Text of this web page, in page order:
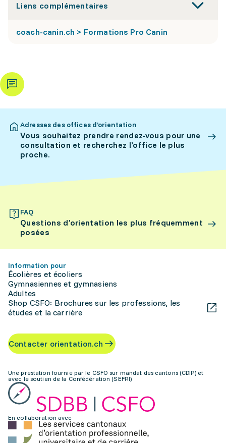
Liens complémentaires
coach-canin.ch > Formations Pro Canin
Adresses des offices d’orientation
Vous souhaitez prendre rendez-vous pour une
consultation et recherchez l’office le plus
proche.
FAQ
Questions d’orientation les plus fréquemment
posées
Information pour
Écolières et écoliers
Gymnasiennes et gymnasiens
Adultes
Shop CSFO: Brochures sur les professions, les
études et la carrière
Contacter orientation.ch
Une prestation fournie par le CSFO sur mandat des cantons (CDIP) et
avec le soutien de la Confédération (SEFRI)
En collaboration avec: